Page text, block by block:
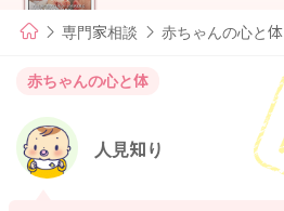
専門家相談 赤ちゃんの心と体
赤ちゃんの心と体
人見知り